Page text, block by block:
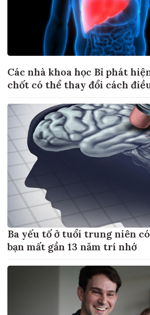
Các nhà khoa học Bỉ phát
chốt có thể thay đổi cách
Ba yếu tố ở tuổi trung niên
bạn mất gần 13 năm trí nhớ